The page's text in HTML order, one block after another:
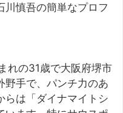
川慎吾の簡単なプロフ
れの31歳で大阪府堺市
野手で、パンチ力のあ
らは「ダイナマイトシ